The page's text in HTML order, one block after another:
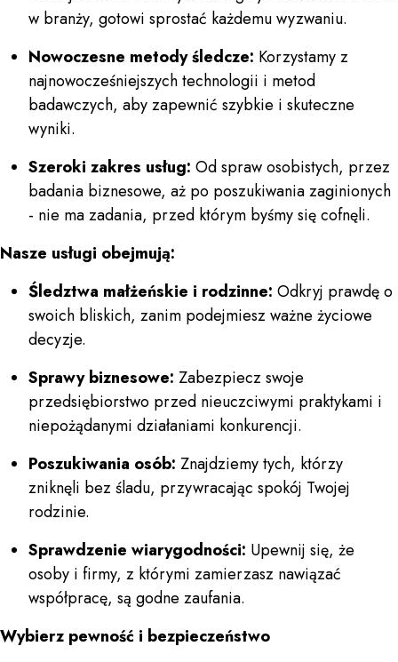
w branży, gotowi sprostać każdemu wyzwaniu.
Nowoczesne metody śledcze: Korzystamy z
najnowocześniejszych technologii i metod
badawczych, aby zapewnić szybkie i skuteczne
wyniki.
Szeroki zakres usług: Od spraw osobistych, przez
badania biznesowe, aż po poszukiwania zaginionych
- nie ma zadania, przed którym byśmy się cofnęli.
Nasze usługi obejmują:
Śledztwa małżeńskie i rodzinne: Odkryj prawdę o
swoich bliskich, zanim podejmiesz ważne życiowe
decyzje.
Sprawy biznesowe: Zabezpiecz swoje
przedsiębiorstwo przed nieuczciwymi praktykami i
niepożądanymi działaniami konkurencji.
Poszukiwania osób: Znajdziemy tych, którzy
zniknęli bez śladu, przywracając spokój Twojej
rodzinie.
Sprawdzenie wiarygodności: Upewnij się, że
osoby i firmy, z którymi zamierzasz nawiązać
współpracę, są godne zaufania.
Wybierz pewność i bezpieczeństwo